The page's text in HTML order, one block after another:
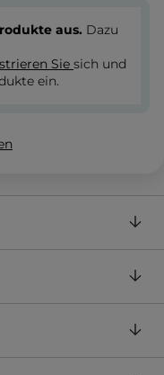
aus. Dazu
Sie sich und
ein.